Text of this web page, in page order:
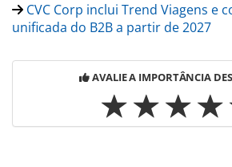
CVC Corp inclui Trend Viagens e
unificada do B2B a partir de 2027
AVALIE A IMPORTÂNCIA